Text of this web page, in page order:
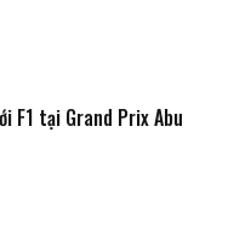
F1 tại Grand Prix Abu